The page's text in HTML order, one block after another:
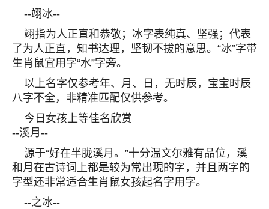
--翊冰--
翊指为人正直和恭敬；冰字表纯真、坚强；代表
了为人正直，知书达理，坚韧不拔的意思。“冰”字带
生肖鼠宜用字“水”字旁。
以上名字仅参考年、月、日，无时辰，宝宝时辰
八字不全，非精准匹配仅供参考。
今日女孩上等佳名欣赏
--溪月--
源于“好在半胧溪月。”十分温文尔雅有品位，溪
和月在古诗词上都是较为常出現的字，并且两字的
字型还非常适合生肖鼠女孩起名字用字。
--之冰--